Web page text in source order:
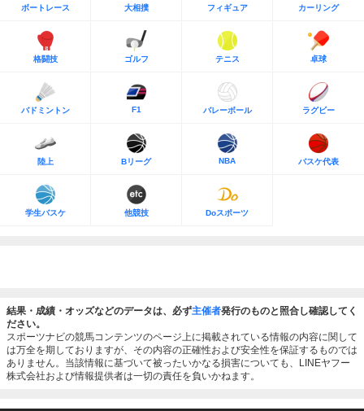
ボートレース 大相撲 フィギュア カーリング
格闘技 ゴルフ テニス 卓球
バドミントン F1 バレーボール ラグビー
陸上 Bリーグ NBA バスケ代表
学生バスケ 他競技 Doスポーツ
結果・成績・オッズなどのデータは、必ず主催者発行のものと照合し確認してく
ださい。
スポーツナビの競馬コンテンツのページ上に掲載されている情報の内容に関して
は万全を期しておりますが、その内容の正確性および安全性を保証するものでは
ありません。当該情報に基づいて被ったいかなる損害についても、LINEヤフー
株式会社および情報提供者は一切の責任を負いかねます。